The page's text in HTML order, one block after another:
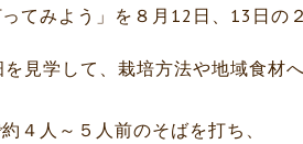
てみよう」を８月12日、13日の
見学して、栽培方法や地域食材
４人～５人前のそばを打ち、